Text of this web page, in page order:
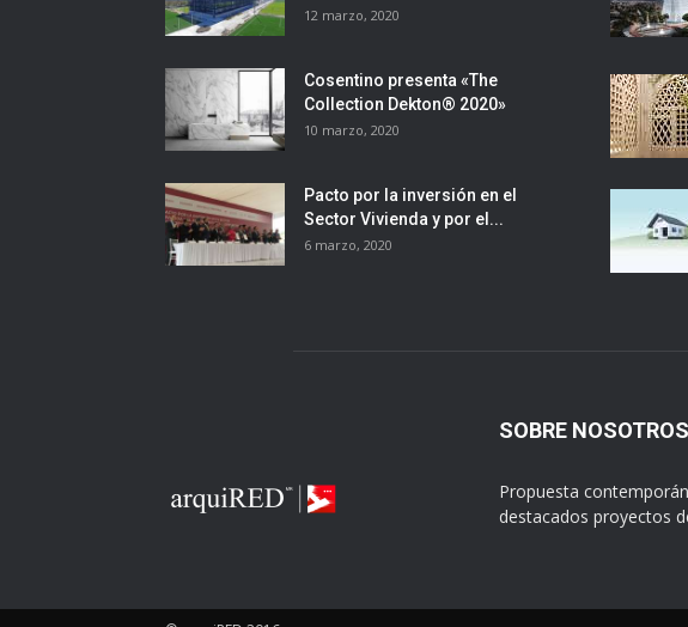
12 marzo, 2020
Cosentino presenta «The
Collection Dekton® 2020»
10 marzo, 2020
Pacto por la inversión en el
Sector Vivienda y por el...
6 marzo, 2020
SOBRE NOSOTROS
Propuesta
destacados proyectos